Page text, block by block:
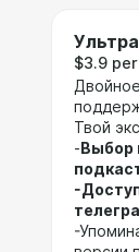
$3.9
Твой
- Выбор
-
-